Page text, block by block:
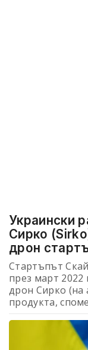
Украински
Сирко
дрон
Стартъпът
през март 2022
дрон Сирко (на
продукта,